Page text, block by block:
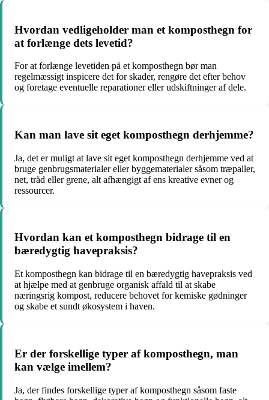
Hvordan vedligeholder man et komposthegn for
at forlænge dets levetid?
For at forlænge levetiden på et komposthegn bør man
regelmæssigt inspicere det for skader, rengøre det efter behov
og foretage eventuelle reparationer eller udskiftninger af dele.
Kan man lave sit eget komposthegn derhjemme?
Ja, det er muligt at lave sit eget komposthegn derhjemme ved at
bruge genbrugsmaterialer eller byggematerialer såsom træpaller,
net, tråd eller grene, alt afhængigt af ens kreative evner og
ressourcer.
Hvordan kan et komposthegn bidrage til en
bæredygtig havepraksis?
Et komposthegn kan bidrage til en bæredygtig havepraksis ved
at hjælpe med at genbruge organisk affald til at skabe
næringsrig kompost, reducere behovet for kemiske gødninger
og skabe et sundt økosystem i haven.
Er der forskellige typer af komposthegn, man
kan vælge imellem?
Ja, der findes forskellige typer af komposthegn såsom faste